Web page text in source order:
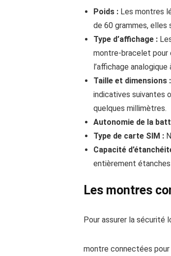
Poids : Les montres
de 60 grammes, elles
Type d’affichage :
montre-bracelet pour
l’affichage analogique
Taille et dimensions :
indicatives suivantes
quelques millimètres.
Autonomie de la
Type de carte SIM :
Capacité
entièrement
Les montres
Pour assurer la sécurité
montre connectées pour